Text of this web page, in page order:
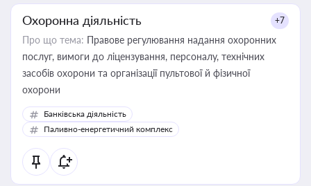
Охоронна діяльність +7
Про що тема: Правове регулювання надання охоронних
послуг, вимоги до ліцензування, персоналу, технічних
засобів охорони та організації пультової й фізичної
охорони
Банківська діяльність
Паливно-енергетичний комплекс